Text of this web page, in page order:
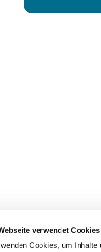
verwendet Cookies
Cookies, um